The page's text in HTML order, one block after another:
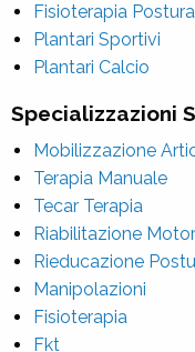
Fisioterapia
Plantari Sportivi
Plantari Calcio
Specializzazioni
Mobilizzazione
Terapia Manuale
Tecar Terapia
Riabilitazione
Rieducazione
Manipolazioni
Fisioterapia
Fkt